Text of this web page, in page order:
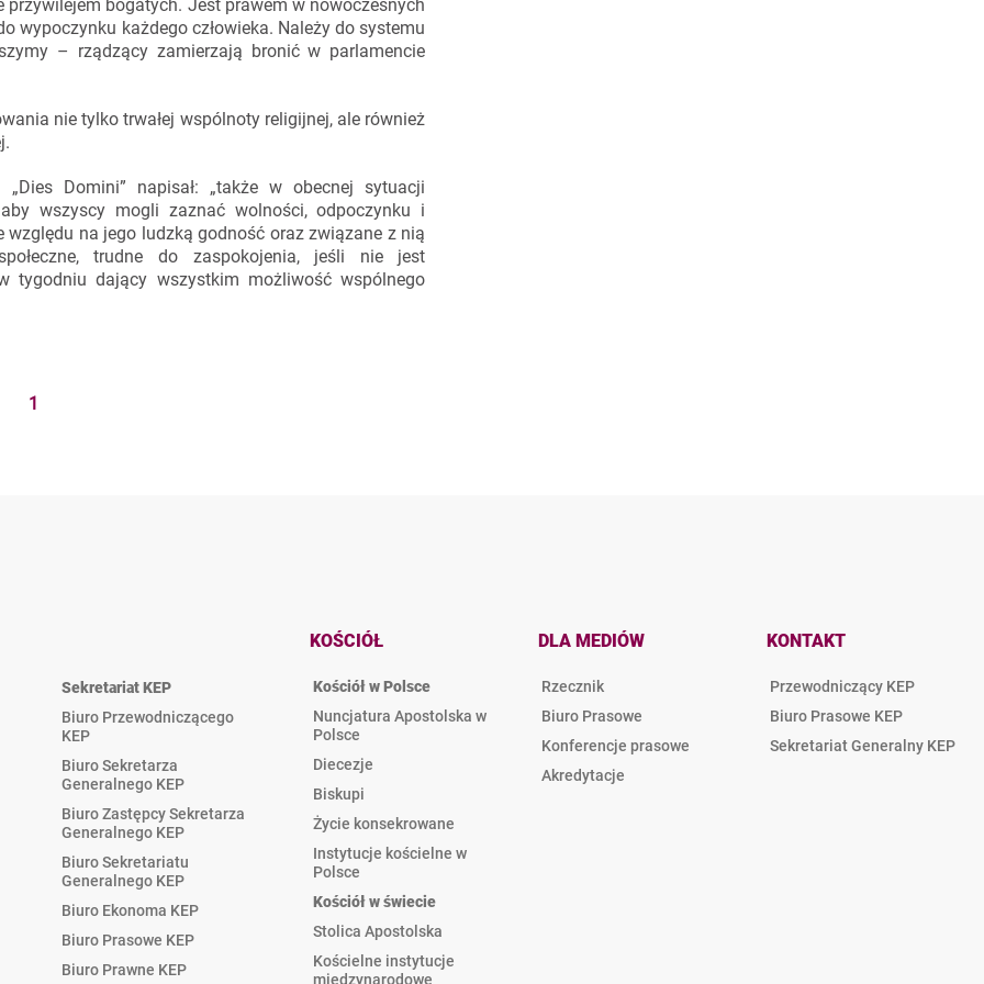
bogatych. Jest prawem w nowoczesnych
wypoczynku każdego człowieka. Należy do systemu
– rządzący zamierzają bronić w parlamencie
nie tylko trwałej wspólnoty religijnej, ale również
Domini” napisał: „także w obecnej sytuacji
wszyscy mogli zaznać wolności, odpoczynku i
względu na jego ludzką godność oraz związane z nią
trudne do zaspokojenia, jeśli nie jest
tygodniu dający wszystkim możliwość wspólnego
1
Sekretariat KEP
Biuro Przewodniczącego
KEP
Biuro Sekretarza
Generalnego KEP
Biuro Zastępcy Sekretarza
Generalnego KEP
Biuro Sekretariatu
Generalnego KEP
Biuro Ekonoma KEP
Biuro Prasowe KEP
Biuro Prawne KEP
KOŚCIÓŁ
Kościół w Polsce
Nuncjatura Apostolska w
Polsce
Diecezje
Biskupi
Życie konsekrowane
Instytucje kościelne w
Polsce
Kościół w świecie
Stolica Apostolska
Kościelne instytucje
międzynarodowe
DLA MEDIÓW
Rzecznik
Biuro Prasowe
Konferencje prasowe
Akredytacje
KONTAKT
Przewodniczący KEP
Biuro Prasowe KEP
Sekretariat Generalny KEP